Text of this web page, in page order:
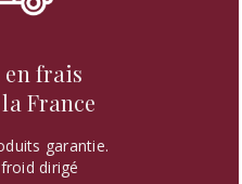
frais
France
garantie.
dirigé